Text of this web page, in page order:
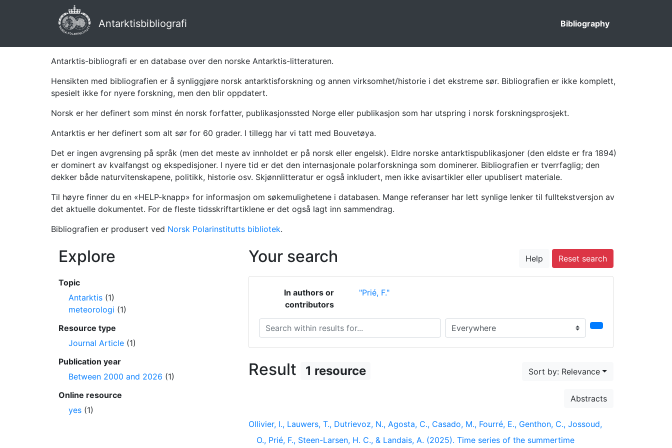
Antarktisbibliografi Bibliography
Antarktis-bibliografi er en database over den norske Antarktis-litteraturen.
Hensikten med bibliografien er å synliggjøre norsk antarktisforskning og annen virksomhet/historie i det ekstreme sør. Bibliografien er ikke komplett,
spesielt ikke for nyere forskning, men den blir oppdatert.
Norsk er her definert som minst én norsk forfatter, publikasjonssted Norge eller publikasjon som har utspring i norsk forskningsprosjekt.
Antarktis er her definert som alt sør for 60 grader. I tillegg har vi tatt med Bouvetøya.
Det er ingen avgrensing på språk (men det meste av innholdet er på norsk eller engelsk). Eldre norske antarktispublikasjoner (den eldste er fra 1894)
er dominert av kvalfangst og ekspedisjoner. I nyere tid er det den internasjonale polarforskninga som dominerer. Bibliografien er tverrfaglig; den
dekker både naturvitenskapene, politikk, historie osv. Skjønnlitteratur er også inkludert, men ikke avisartikler eller upublisert materiale.
Til høyre finner du en «HELP-knapp» for informasjon om søkemulighetene i databasen. Mange referanser har lett synlige lenker til fulltekstversjon av
det aktuelle dokumentet. For de fleste tidsskriftartiklene er det også lagt inn sammendrag.
Bibliografien er produsert ved Norsk Polarinstitutts bibliotek.
Your search Help Reset search
In authors or
contributors
"Prié, F."
Search within results for... Search in...
Result 1 resource Sort by: Relevance
Abstracts
Ollivier, I., Lauwers, T., Dutrievoz, N., Agosta, C., Casado, M., Fourré, E., Genthon, C., Jossoud,
O., Prié, F., Steen-Larsen, H. C., & Landais, A. (2025). Time series of the summertime
Explore
Topic
Antarktis (1)
meteorologi (1)
Resource type
Journal Article (1)
Publication year
Between 2000 and 2026 (1)
Online resource
yes (1)